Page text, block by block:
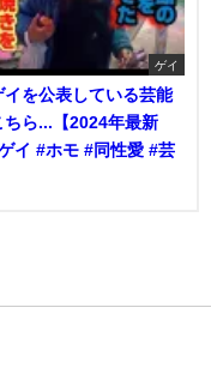
ゲイ
イを公表している芸能
ちら...【2024年最新
イ #ホモ #同性愛 #芸